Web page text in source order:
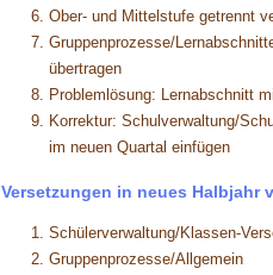
Ober- und Mittelstufe getrennt
Gruppenprozesse/
übertragen
Problemlösung: Lernabschnitt
Korrektur: Schulverwaltung/
im neuen Quartal einfügen
Versetzungen in neues Halbjahr
Schülerverwaltung/Klassen-
Gruppenprozesse/Allgemein